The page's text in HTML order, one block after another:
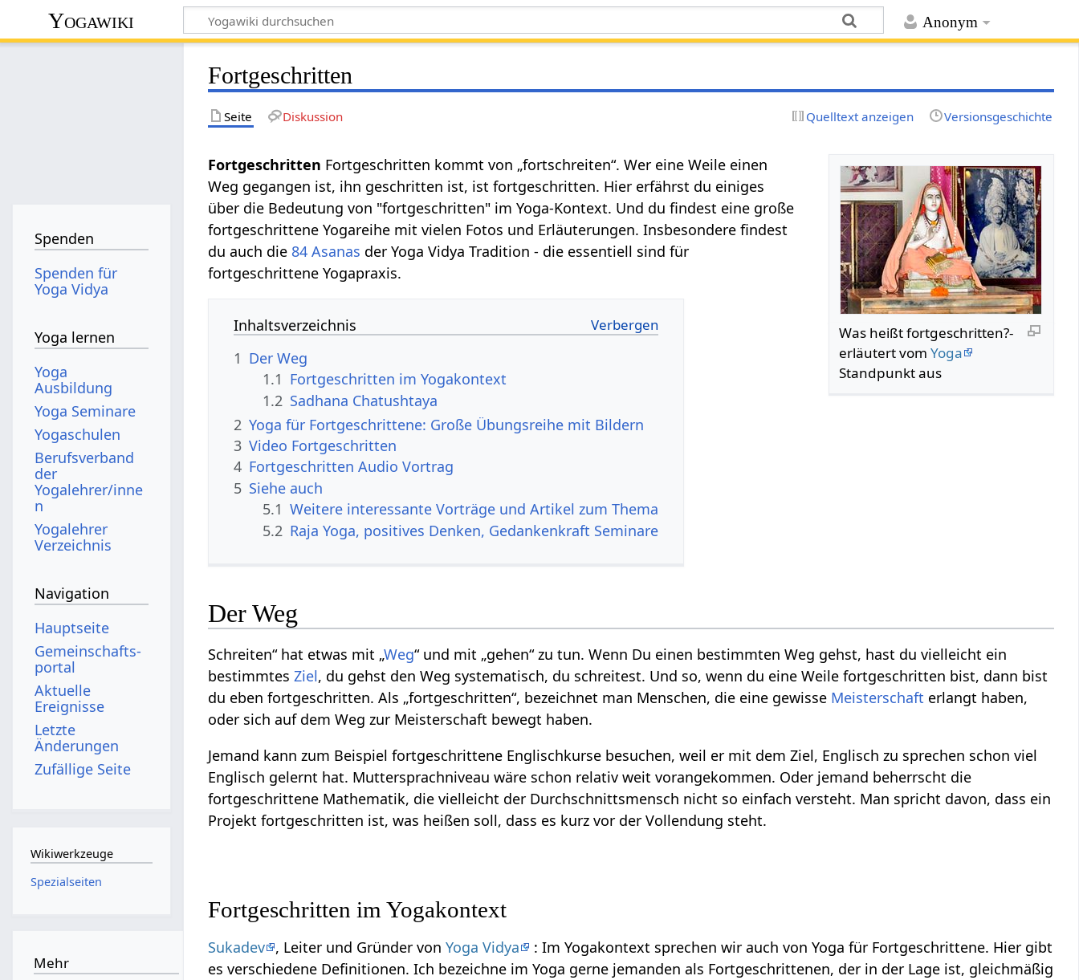
Anonym
Yogawiki
Fortgeschritten
Seite Diskussion Quelltext anzeigen Versionsgeschichte
Was heißt fortgeschritten?-
erläutert vomYoga
Standpunkt aus
Fortgeschritten Fortgeschritten kommt von „fortschreiten“. Wer eine Weile einen
Weg gegangen ist, ihn geschritten ist, ist fortgeschritten. Hier erfährst du einiges
über die Bedeutung von "fortgeschritten" im Yoga-Kontext. Und du findest eine große
fortgeschrittene Yogareihe mit vielen Fotos und Erläuterungen. Insbesondere findest
du auch die 84 Asanas der Yoga Vidya Tradition - die essentiell sind für
fortgeschrittene Yogapraxis.
Inhaltsverzeichnis
1 Der Weg
1.1 Fortgeschritten im Yogakontext
1.2 Sadhana Chatushtaya
2 Yoga für Fortgeschrittene: Große Übungsreihe mit Bildern
3 Video Fortgeschritten
4 Fortgeschritten Audio Vortrag
5 Siehe auch
5.1 Weitere interessante Vorträge und Artikel zum Thema
5.2 Raja Yoga, positives Denken, Gedankenkraft Seminare
Der Weg
Schreiten“ hat etwas mit „Weg“ und mit „gehen“ zu tun. Wenn Du einen bestimmten Weg gehst, hast du vielleicht ein
bestimmtesZiel, du gehst den Weg systematisch, du schreitest. Und so, wenn du eine Weile fortgeschritten bist, dann bist
du eben fortgeschritten. Als „fortgeschritten“, bezeichnet man Menschen, die eine gewisse Meisterschaft erlangt haben,
oder sich auf dem Weg zur Meisterschaft bewegt haben.
Jemand kann zum Beispiel fortgeschrittene Englischkurse besuchen, weil er mit dem Ziel, Englisch zu sprechen schon viel
Englisch gelernt hat. Muttersprachniveau wäre schon relativ weit vorangekommen. Oder jemand beherrscht die
fortgeschrittene Mathematik, die vielleicht der Durchschnittsmensch nicht so einfach versteht. Man spricht davon, dass ein
Projekt fortgeschritten ist, was heißen soll, dass es kurz vor der Vollendung steht.
Fortgeschritten im Yogakontext
Sukadev , Leiter und Gründer vonYoga Vidya
: Im Yogakontext sprechen wir auch von Yoga für Fortgeschrittene. Hier gibt
es verschiedene Definitionen. Ich bezeichne im Yoga gerne jemanden als Fortgeschrittenen, der in der Lage ist, gleichmäßig
Spenden
Spenden für
Yoga Vidya
Yoga lernen
Yoga
Ausbildung
Yoga Seminare
Yogaschulen
Berufsverband
der
Yogalehrer/inne
n
Yogalehrer
Verzeichnis
Navigation
Hauptseite
Gemeinschafts­
portal
Aktuelle
Ereignisse
Letzte
Änderungen
Zufällige Seite
Wikiwerkzeuge
Spezialseiten
Mehr